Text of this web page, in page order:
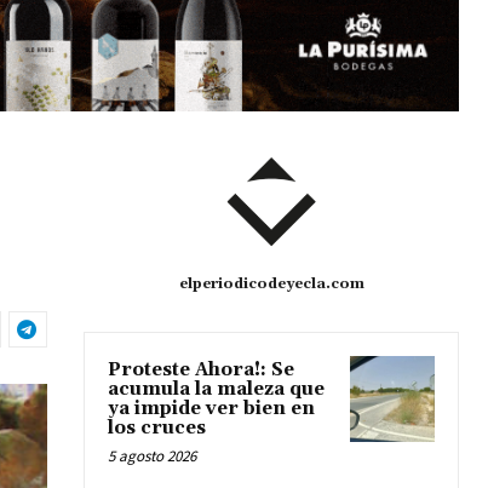
elperiodicodeyecla.com
Proteste Ahora!: Se
acumula la maleza que
ya impide ver bien en
los cruces
5 agosto 2026